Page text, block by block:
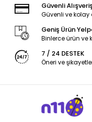
Güvenli
Güvenli ve
Geniş Ürün
Binlerce ürün
7 / 24 DESTEK
Öneri ve